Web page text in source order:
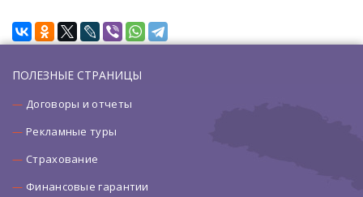
ПОЛЕЗНЫЕ СТРАНИЦЫ
Договоры и отчеты
Рекламные туры
Страхование
Финансовые гарантии